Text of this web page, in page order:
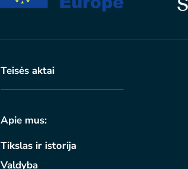
Teisės aktai
Apie mus:
Tikslas ir istorija
Valdyba